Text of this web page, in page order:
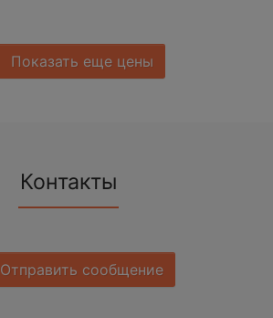
Показать еще цены
Контакты
Отправить сообщение